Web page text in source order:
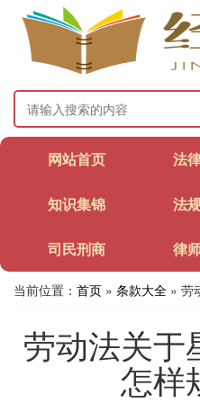
网站首页 法
知识集锦 法
司民刑商 律
当前位置： 首页 » 条款大全 » 劳
劳动法关于
怎样